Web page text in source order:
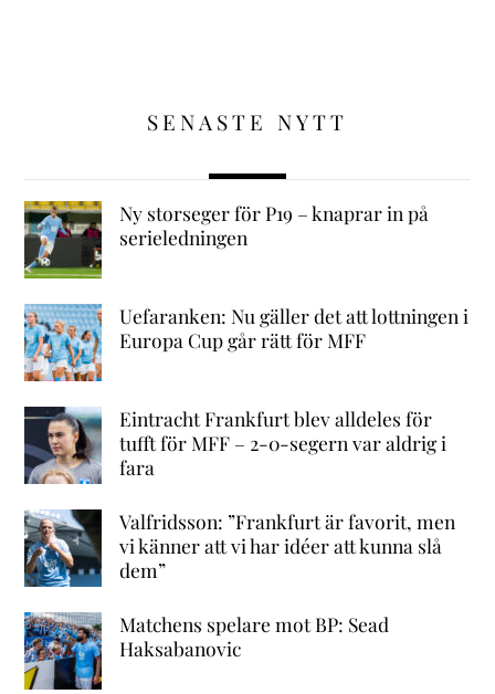
SENASTE NYTT
Ny storseger för P19 – knaprar in på
serieledningen
Uefaranken: Nu gäller det att lottningen i
Europa Cup går rätt för MFF
Eintracht Frankfurt blev alldeles för
tufft för MFF – 2-0-segern var aldrig i
fara
Valfridsson: ”Frankfurt är favorit, men
vi känner att vi har idéer att kunna slå
dem”
Matchens spelare mot BP: Sead
Haksabanovic